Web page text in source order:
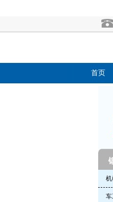
首页
机